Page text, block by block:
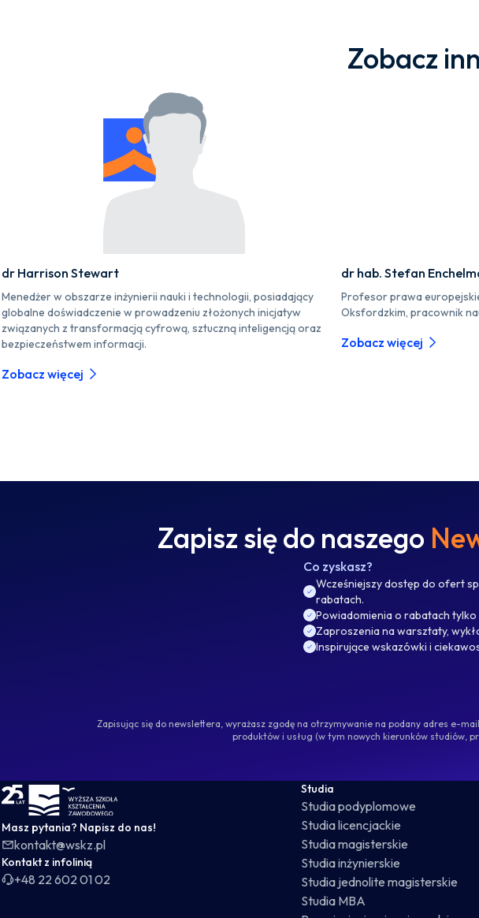
Zobacz
dr Harrison Stewart
Menedżer w obszarze inżynierii nauki i technologii, posiadający
globalne doświadczenie w prowadzeniu złożonych inicjatyw
związanych z transformacją cyfrową, sztuczną inteligencją oraz
bezpieczeństwem informacji.
Zobacz więcej
dr hab. Stefan
Profesor prawa
Oksfordzkim, pracownik
Zobacz więcej
Zapisz się do naszego
Co zyskasz?
Wcześniejszy dostęp do ofert
rabatach.
Powiadomienia o rabatach
Zaproszenia na warsztaty,
Inspirujące wskazówki i
Zapisując się do newslettera, wyrażasz zgodę na otrzymywanie na podany adres e-
produktów i usług (w tym nowych kierunków studiów,
WSKZ - strona główna
Masz pytania? Napisz do nas!
kontakt@wskz.pl
Kontakt z infolinią
+48 22 602 01 02
Studia
Studia podyplomowe
Studia licencjackie
Studia magisterskie
Studia inżynierskie
Studia jednolite magisterskie
Studia MBA